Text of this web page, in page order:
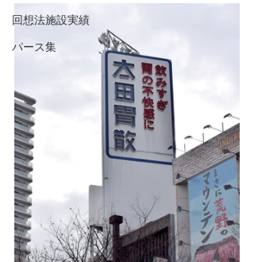
回想法施設実績
パース集